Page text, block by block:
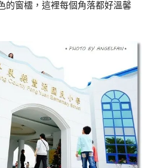
的窗櫺，這裡每個角落都好溫馨